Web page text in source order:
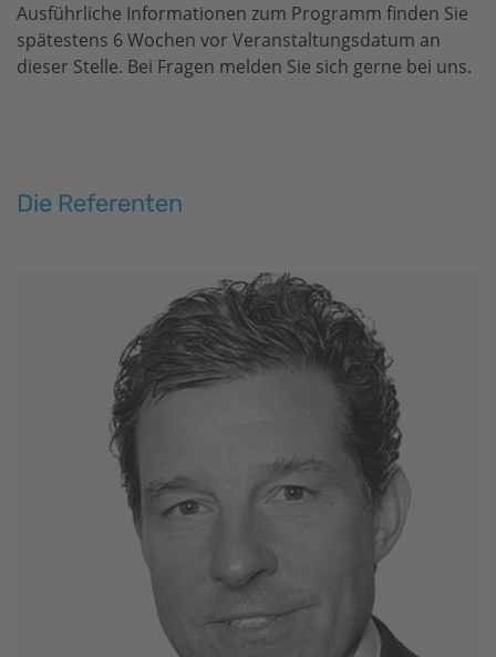
Ausführliche Informationen zum Programm finden Sie
spätestens 6 Wochen vor Veranstaltungsdatum an
dieser Stelle. Bei Fragen melden Sie sich gerne bei uns.
Die Referenten